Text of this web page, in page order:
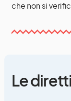
che non si
Le